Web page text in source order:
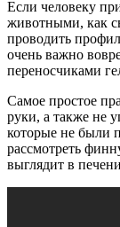
Если человеку
животными, как
проводить
очень важно
переносчиками
Самое простое
руки, а также не
которые не были
рассмотреть
выглядит в